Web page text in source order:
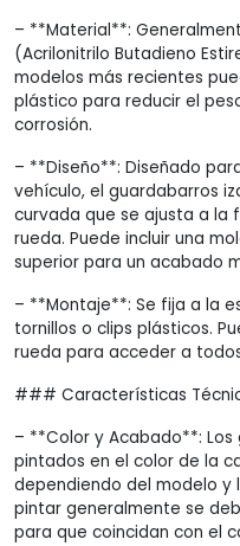
– **Material**:
(Acrilonitrilo Butadieno
modelos más recientes
plástico para reducir el
corrosión.
– **Diseño**: Diseñado
vehículo, el guardabarros
curvada que se ajusta a la
rueda. Puede incluir una
superior para un acabado
– **Montaje**: Se fija a la
tornillos o clips plásticos.
rueda para acceder a
### Características
– **Color y Acabado**:
pintados en el color de la
dependiendo del modelo y
pintar generalmente se
para que coincidan con el